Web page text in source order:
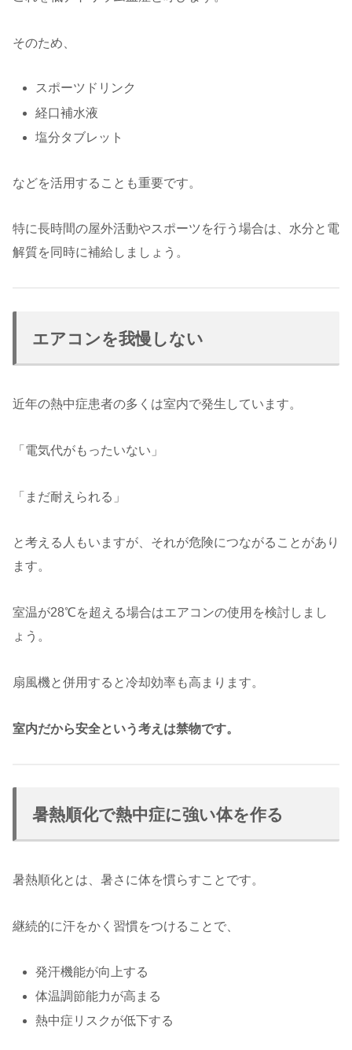
そのため、
スポーツドリンク
経口補水液
塩分タブレット
などを活用することも重要です。
特に長時間の屋外活動やスポーツを行う場合は、水分と電
解質を同時に補給しましょう。
エアコンを我慢しない
近年の熱中症患者の多くは室内で発生しています。
「電気代がもったいない」
「まだ耐えられる」
と考える人もいますが、それが危険につながることがあり
ます。
室温が28℃を超える場合はエアコンの使用を検討しまし
ょう。
扇風機と併用すると冷却効率も高まります。
室内だから安全という考えは禁物です。
暑熱順化で熱中症に強い体を作る
暑熱順化とは、暑さに体を慣らすことです。
継続的に汗をかく習慣をつけることで、
発汗機能が向上する
体温調節能力が高まる
熱中症リスクが低下する